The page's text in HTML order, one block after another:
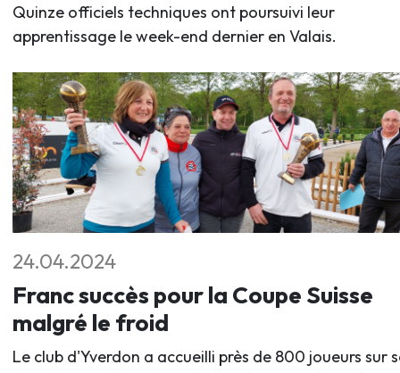
Quinze officiels techniques ont poursuivi leur
apprentissage le week-end dernier en Valais.
24.04.2024
Franc succès pour la Coupe Suisse
malgré le froid
Le club d'Yverdon a accueilli près de 800 joueurs sur